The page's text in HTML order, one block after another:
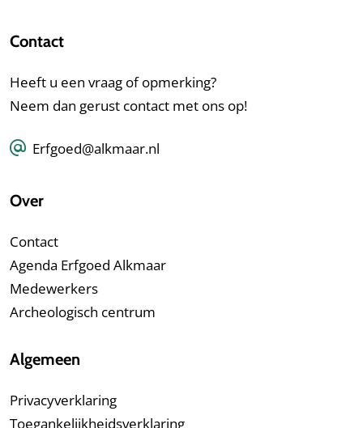
Contact
Heeft u een vraag of opmerking?
Neem dan gerust contact met ons op!
Erfgoed@alkmaar.nl
Over
Contact
Agenda Erfgoed Alkmaar
Medewerkers
Archeologisch centrum
Algemeen
Privacyverklaring
Toegankelijkheidsverklaring